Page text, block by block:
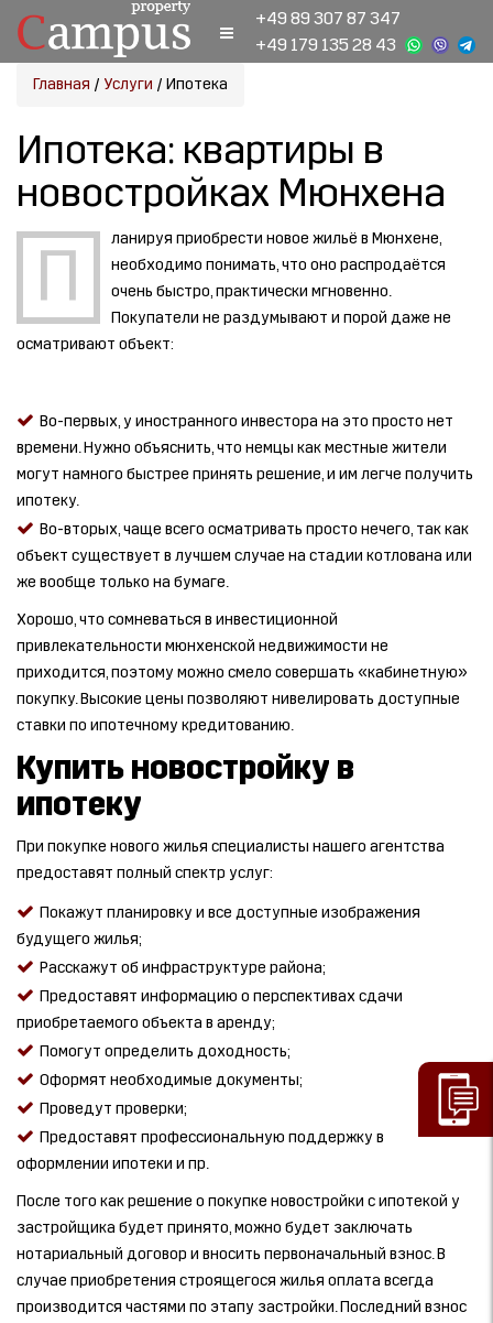
+49 89 307 87 347
+49 179 135 28 43
Главная / Услуги / Ипотека
Ипотека: квартиры в
новостройках Мюнхена
П
ланируя приобрести новое жильё в Мюнхене,
необходимо понимать, что оно распродаётся
очень быстро, практически мгновенно.
Покупатели не раздумывают и порой даже не
осматривают объект:
Во-первых, у иностранного инвестора на это просто нет
времени. Нужно объяснить, что немцы как местные жители
могут намного быстрее принять решение, и им легче получить
ипотеку.
Во-вторых, чаще всего осматривать просто нечего, так как
объект существует в лучшем случае на стадии котлована или
же вообще только на бумаге.
Хорошо, что сомневаться в инвестиционной
привлекательности мюнхенской недвижимости не
приходится, поэтому можно смело совершать «кабинетную»
покупку. Высокие цены позволяют нивелировать доступные
ставки по ипотечному кредитованию.
Купить новостройку в
ипотеку
При покупке нового жилья специалисты нашего агентства
предоставят полный спектр услуг:
Покажут планировку и все доступные изображения
будущего жилья;
Расскажут об инфраструктуре района;
Предоставят информацию о перспективах сдачи
приобретаемого объекта в аренду;
Помогут определить доходность;
Оформят необходимые документы;
Проведут проверки;
Предоставят профессиональную поддержку в
оформлении ипотеки и пр.
После того как решение о покупке новостройки с ипотекой у
застройщика будет принято, можно будет заключать
нотариальный договор и вносить первоначальный взнос. В
случае приобретения строящегося жилья оплата всегда
производится частями по этапу застройки. Последний взнос